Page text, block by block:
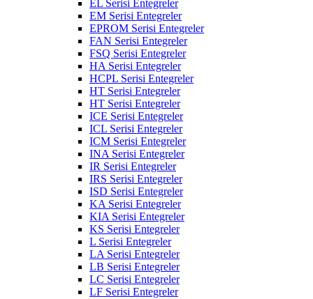
EL Serisi Entegreler
EM Serisi Entegreler
EPROM Serisi Entegreler
FAN Serisi Entegreler
FSQ Serisi Entegreler
HA Serisi Entegreler
HCPL Serisi Entegreler
HT Serisi Entegreler
HT Serisi Entegreler
ICE Serisi Entegreler
ICL Serisi Entegreler
ICM Serisi Entegreler
INA Serisi Entegreler
IR Serisi Entegreler
IRS Serisi Entegreler
ISD Serisi Entegreler
KA Serisi Entegreler
KIA Serisi Entegreler
KS Serisi Entegreler
L Serisi Entegreler
LA Serisi Entegreler
LB Serisi Entegreler
LC Serisi Entegreler
LF Serisi Entegreler